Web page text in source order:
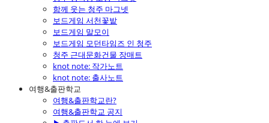
함께 웃는 청주 마그넷
보드게임 서천꽃밭
보드게임 말모이
보드게임 모던타임즈 인 청주
청주 근대문화건물 장매트
knot note: 작가노트
knot note: 출사노트
여행&출판학교
여행&출판학교란?
여행&출판학교 공지